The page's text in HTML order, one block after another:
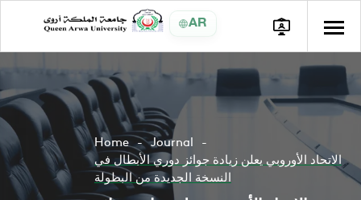
AR
Home
Journal
الاتحاد الأوروبي يعلن زيادة جوائز دوري الأبطال في
النسخة الجديدة من البطولة